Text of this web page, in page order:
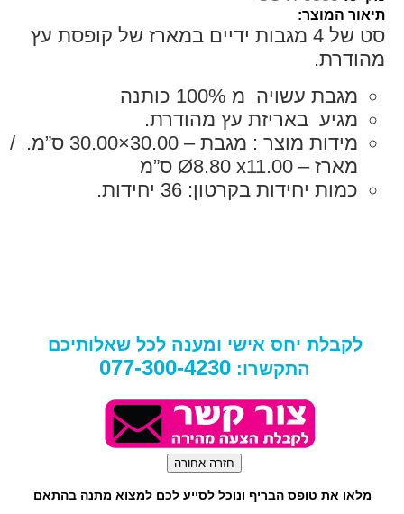
תיאור המוצר:
סט של 4 מגבות ידיים במארז של קופסת עץ
מהודרת.
מגבת עשויה מ 100% כותנה
מגיע באריזת עץ מהודרת.
מידות מוצר : מגבת – 30.00×30.00 ס”מ. /
מארז – Ø8.80 x11.00 ס”מ
כמות יחידות בקרטון: 36 יחידות.
לקבלת יחס אישי ומענה לכל שאלותיכם
התקשרו:077-300-4230
מלאו את טופס הבריף ונוכל לסייע לכם למצוא מתנה בהתאם